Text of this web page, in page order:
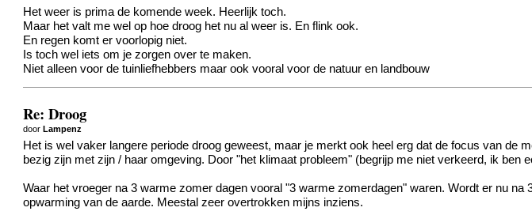
Het weer is prima de komende week. Heerlijk toch.
Maar het valt me wel op hoe droog het nu al weer is. En flink ook.
En regen komt er voorlopig niet.
Is toch wel iets om je zorgen over te maken.
Niet alleen voor de tuinliefhebbers maar ook vooral voor de natuur en landbouw
Re: Droog
doorLampenz
Het is wel vaker langere periode droog geweest, maar je merkt ook heel erg dat de focus van
bezig zijn met zijn / haar omgeving. Door "het klimaat probleem" (begrijp me niet verkeerd, ik
Waar het vroeger na 3 warme zomer dagen vooral "3 warme zomerdagen" waren. Wordt er nu
opwarming van de aarde. Meestal zeer overtrokken mijns inziens.